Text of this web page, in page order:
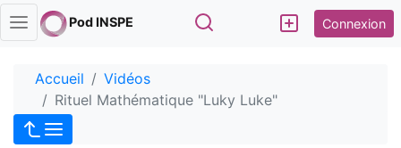
Pod INSPE Rechercher Connexion
Accueil
Vidéos
Rituel Mathématique "Luky Luke"